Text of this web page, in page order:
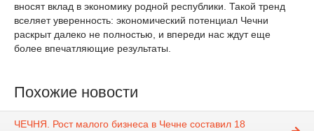
вносят вклад в экономику родной республики. Такой тренд
вселяет уверенность: экономический потенциал Чечни
раскрыт далеко не полностью, и впереди нас ждут еще
более впечатляющие результаты.
Похожие новости
ЧЕЧНЯ. Рост малого бизнеса в Чечне составил 18